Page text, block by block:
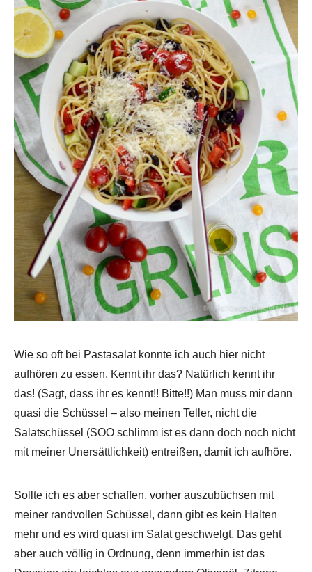
Wie so oft bei Pastasalat konnte ich auch hier nicht
aufhören zu essen. Kennt ihr das? Natürlich kennt ihr
das! (Sagt, dass ihr es kennt!! Bitte!!) Man muss mir dann
quasi die Schüssel – also meinen Teller, nicht die
Salatschüssel (SOO schlimm ist es dann doch noch nicht
mit meiner Unersättlichkeit) entreißen, damit ich aufhöre.
Sollte ich es aber schaffen, vorher auszubüchsen mit
meiner randvollen Schüssel, dann gibt es kein Halten
mehr und es wird quasi im Salat geschwelgt. Das geht
aber auch völlig in Ordnung, denn immerhin ist das